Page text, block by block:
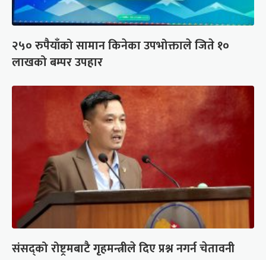
२५० रुपैयाँको सामान किनेका उपभोक्ताले जिते १०
लाखको बम्पर उपहार
संसद्को रोष्ट्रमबाटै गृहमन्त्रीले दिए प्रश्न नगर्न चेतावनी